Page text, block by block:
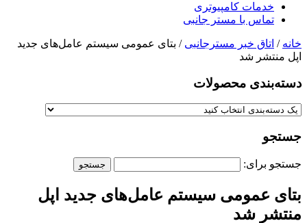
خدمات کامپیوتری
تماس با مستر جانبی
خانه / اتاق خبر مسترجانبی / بتای عمومی سیستم عامل‌های جدید
اپل منتشر شد
دسته‌بندی‌ محصولات
جستجو
جستجو برای:
بتای عمومی سیستم عامل‌های جدید اپل
منتشر شد